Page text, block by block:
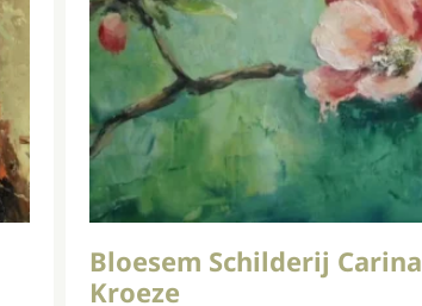
Bloesem Schilderij Carina
Kroeze